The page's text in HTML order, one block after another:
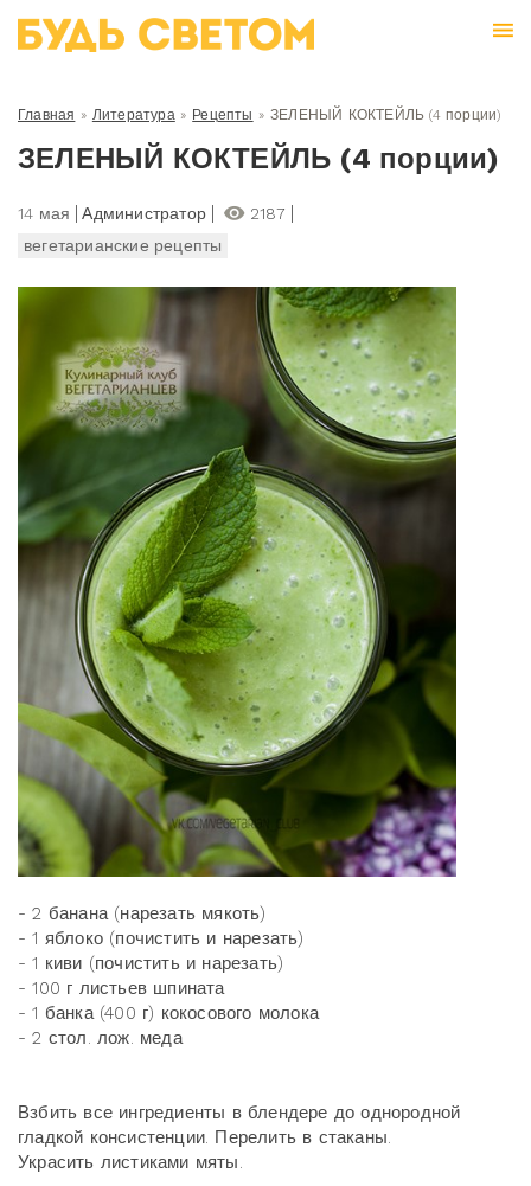
Главная » Литература» Рецепты » ЗЕЛЕНЫЙ КОКТЕЙЛЬ (4 порции)
ЗЕЛЕНЫЙ КОКТЕЙЛЬ (4 порции)
14 мая Администратор
2187
вегетарианские рецепты
- 2 банана (нарезать мякоть)
- 1 яблоко (почистить и нарезать)
- 1 киви (почистить и нарезать)
- 100 г листьев шпината
- 1 банка (400 г) кокосового молока
- 2 стол. лож. меда
Взбить все ингредиенты в блендере до однородной
гладкой консистенции. Перелить в стаканы.
Украсить листиками мяты.